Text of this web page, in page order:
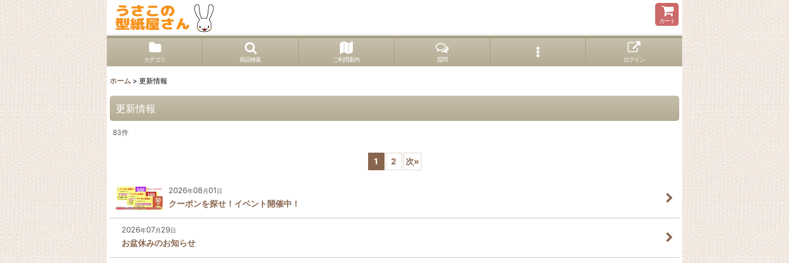
カート
カテゴリ 商品検索 ご利用案内 質問 ログイン
ホーム > 更新情報
更新情報
83件
1 2 次»
2026年08月01日
クーポンを探せ！イベント開催中！
2026年07月 29日
お盆休みのお知らせ